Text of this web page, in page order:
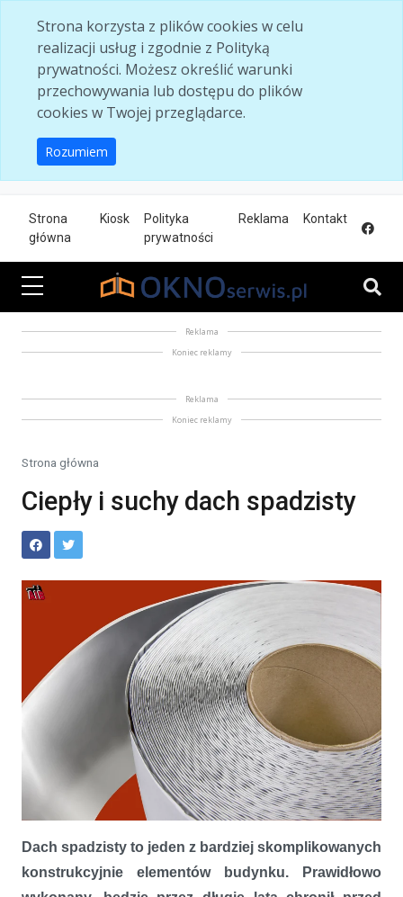
Strona korzysta z plików cookies w celu
realizacji usług i zgodnie z Polityką
prywatności. Możesz określić warunki
przechowywania lub dostępu do plików
cookies w Twojej przeglądarce.
Rozumiem
Strona
główna
Kiosk
Polityka
prywatności
Reklama Kontakt
Reklama
Koniec reklamy
Reklama
Koniec reklamy
Strona główna
Ciepły i suchy dach spadzisty
Dach spadzisty to jeden z bardziej skomplikowanych
konstrukcyjnie elementów budynku. Prawidłowo